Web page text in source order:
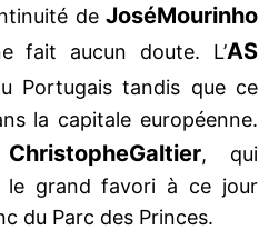
de JoséMourinho
fait aucun doute. L’AS
Portugais tandis que ce
la capitale européenne.
ChristopheGaltier, qui
le grand favori à ce jour
du Parc des Princes.